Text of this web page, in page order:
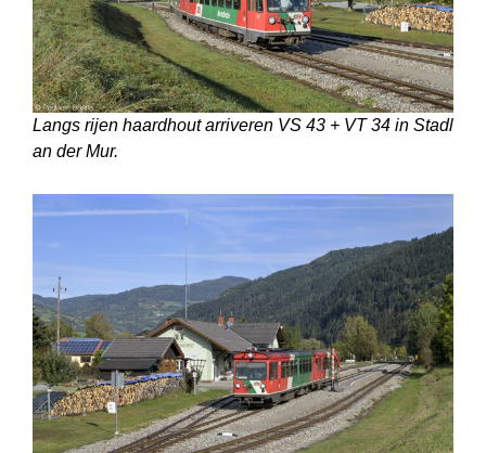
Langs rijen haardhout arriveren VS 43 + VT 34 in Stadl
an der Mur.